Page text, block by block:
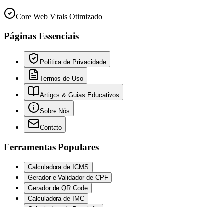
Core Web Vitals Otimizado
Páginas Essenciais
Política de Privacidade
Termos de Uso
Artigos & Guias Educativos
Sobre Nós
Contato
Ferramentas Populares
Calculadora de ICMS
Gerador e Validador de CPF
Gerador de QR Code
Calculadora de IMC